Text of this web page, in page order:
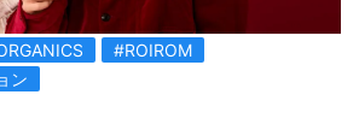
#ROIROM
ン